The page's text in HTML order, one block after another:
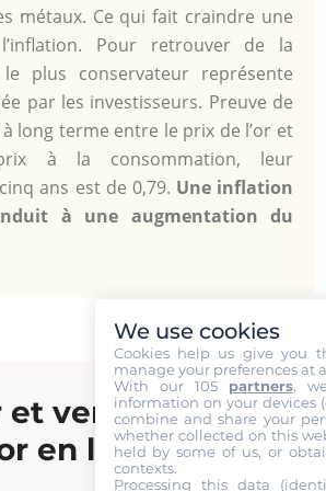
métaux. Ce qui fait craindre une
Pour retrouver de la
le plus conservateur représente
par les investisseurs. Preuve de
long terme entre le prix de l’or et
à la consommation, leur
ans est de 0,79. Une inflation
à une augmentation du
et vendre du vieil
en ligne
We use cookies
Cookies help us give you
manage your preferences at
With our 105 partners,
information on your devices
combine and share your
whether collected on this
held by some of us, or
contexts.
Processing this data